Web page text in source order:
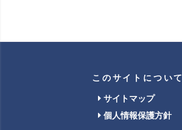
このサイトについて
サイトマップ
個人情報保護方針